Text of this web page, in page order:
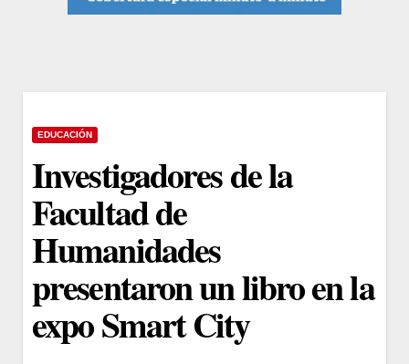
EDUCACIÓN
Investigadores de la
Facultad de
Humanidades
presentaron un libro en la
expo Smart City